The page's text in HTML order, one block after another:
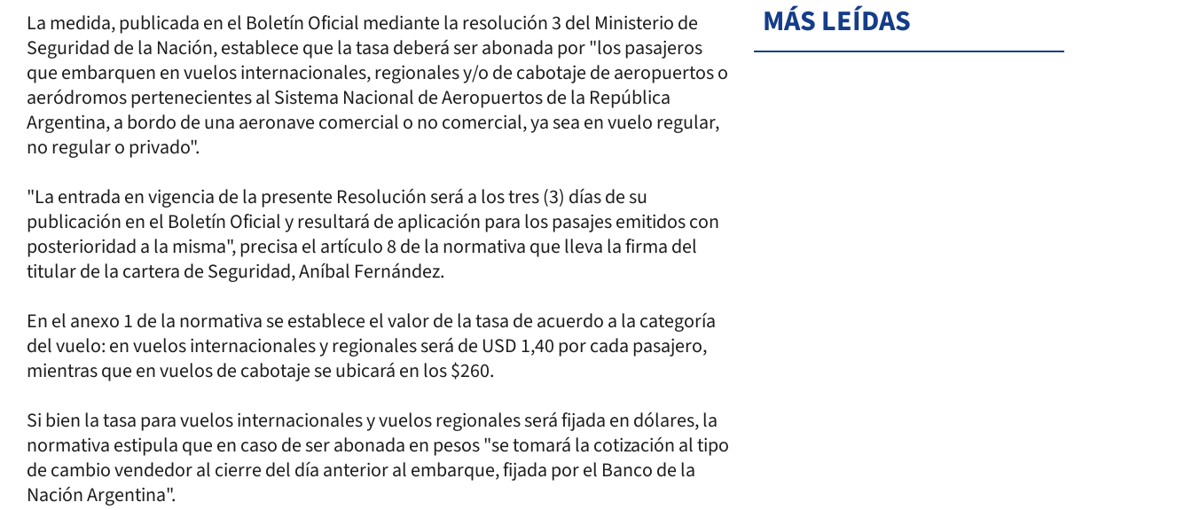
La medida, publicada en el Boletín Oficial mediante la resolución 3 del Ministerio de
Seguridad de la Nación, establece que la tasa deberá ser abonada por "los pasajeros
que embarquen en vuelos internacionales, regionales y/o de cabotaje de aeropuertos o
aeródromos pertenecientes al Sistema Nacional de Aeropuertos de la República
Argentina, a bordo de una aeronave comercial o no comercial, ya sea en vuelo regular,
no regular o privado".
"La entrada en vigencia de la presente Resolución será a los tres (3) días de su
publicación en el Boletín Oficial y resultará de aplicación para los pasajes emitidos con
posterioridad a la misma", precisa el artículo 8 de la normativa que lleva la firma del
titular de la cartera de Seguridad, Aníbal Fernández.
En el anexo 1 de la normativa se establece el valor de la tasa de acuerdo a la categoría
del vuelo: en vuelos internacionales y regionales será de USD 1,40 por cada pasajero,
mientras que en vuelos de cabotaje se ubicará en los $260.
Si bien la tasa para vuelos internacionales y vuelos regionales será fijada en dólares, la
normativa estipula que en caso de ser abonada en pesos "se tomará la cotización al tipo
de cambio vendedor al cierre del día anterior al embarque, fijada por el Banco de la
Nación Argentina".
MÁS LEÍDAS